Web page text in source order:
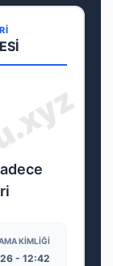
KIMLIĞI
- 12:42